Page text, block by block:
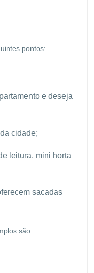
pontos:
e deseja
cidade;
leitura, mini horta
sacadas
são: